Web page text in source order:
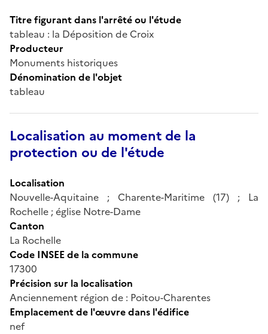
Titre figurant dans l'arrêté ou l'étude
tableau : la Déposition de Croix
Producteur
Monuments historiques
Dénomination de l'objet
tableau
Localisation au moment de la
protection ou de l'étude
Localisation
Nouvelle-Aquitaine ; Charente-Maritime (17) ; La
Rochelle ; église Notre-Dame
Canton
La Rochelle
Code INSEE de la commune
17300
Précision sur la localisation
Anciennement région de : Poitou-Charentes
Emplacement de l'œuvre dans l'édifice
nef